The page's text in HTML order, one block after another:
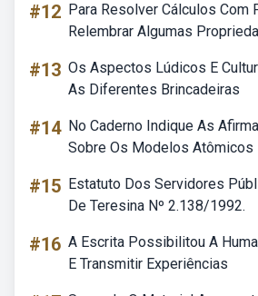
#12 Para Resolver Cálculos Com
Relembrar Algumas
#13 Os Aspectos Lúdicos E
As Diferentes Brincadeiras
#14 No Caderno Indique As
Sobre Os Modelos Atômicos
#15 Estatuto Dos Servidores
De Teresina Nº 2.138/1992.
#16 A Escrita Possibilitou A
E Transmitir Experiências